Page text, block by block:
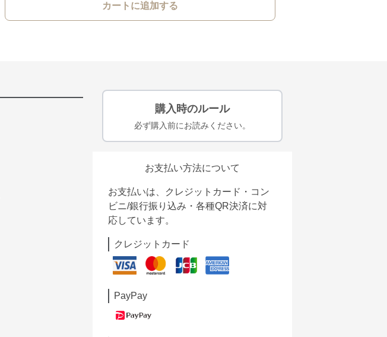
カートに追加する
購入時のルール
必ず購入前にお読みください。
お支払い方法について
お支払いは、クレジットカード・コン
ビニ/銀行振り込み・各種QR決済に対
応しています。
クレジットカード
PayPay